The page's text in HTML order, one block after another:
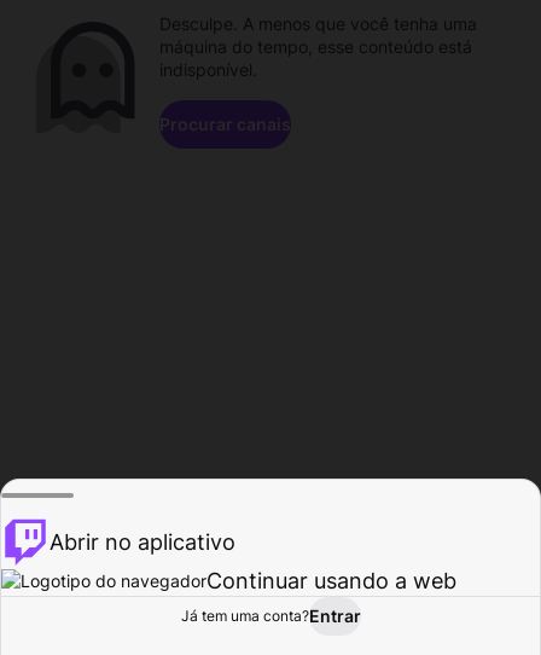
Procurar Atividade
Desculpe. A menos que você tenha uma
máquina do tempo, esse conteúdo está
indisponível.
Procurar canais
Abrir no aplicativo
Continuar usando a web
Já tem uma conta?Entrar